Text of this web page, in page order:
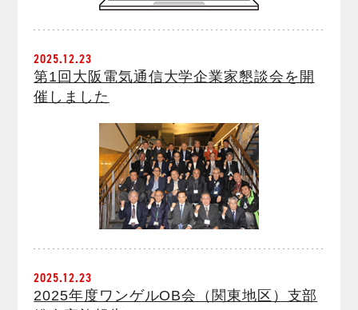
2025.12.23
第1回大阪電気通信大学企業家懇談会を開
催しました
2025.12.23
2025年度ワンゲルOB会（関東地区）支部